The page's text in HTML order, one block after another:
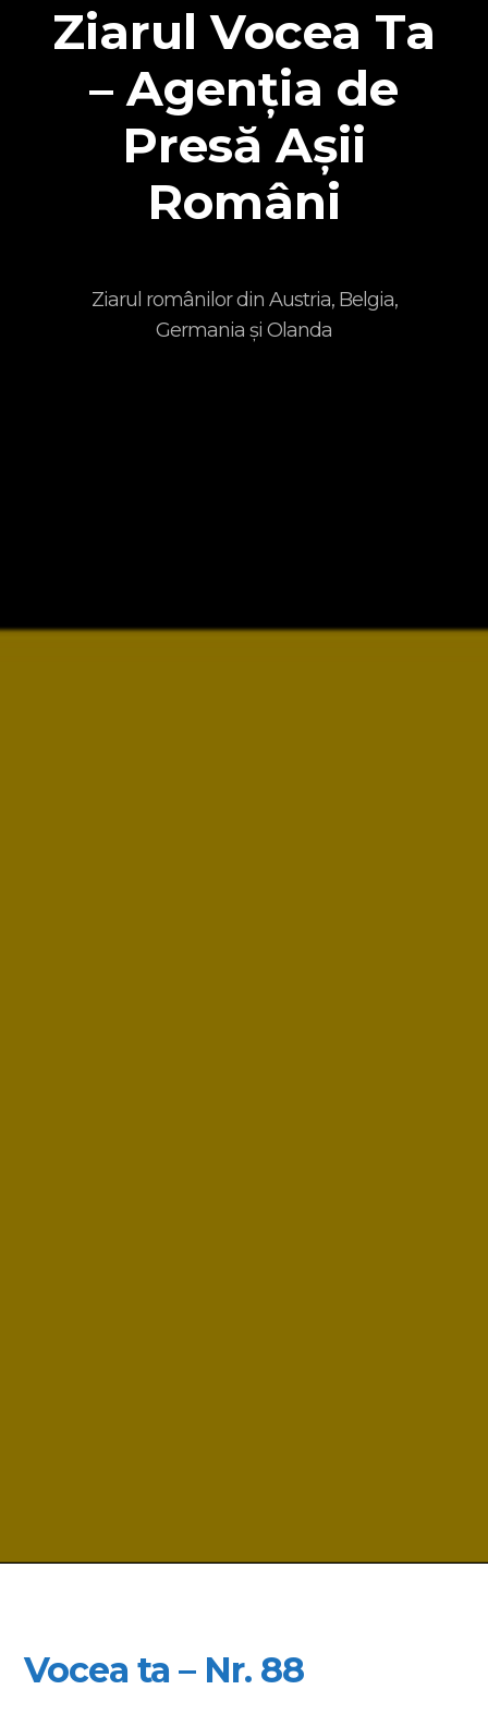
Ziarul Vocea Ta
– Agenția de
Presă Așii
Români
Ziarul românilor din Austria, Belgia,
Germania şi Olanda
Vocea ta – Nr. 88